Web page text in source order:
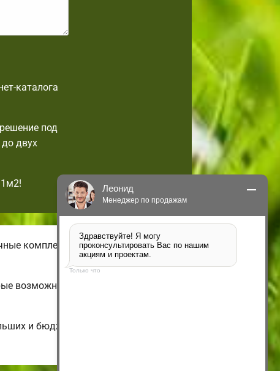
каталога
под
двух
комплектации бюджетных
возможно изменить по своим
и бюджетных до больших двух-
Леонид
Менеджер по продажам
Здравствуйте! Я могу
проконсультировать Вас по нашим
акциям и проектам.
Только что